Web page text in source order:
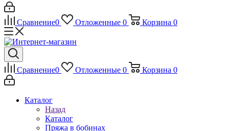
Сравнение0 Отложенные 0 Корзина 0
Сравнение0 Отложенные 0 Корзина 0
Каталог
Назад
Каталог
Пряжа в бобинах